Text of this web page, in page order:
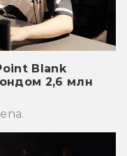
Blank
2,6 млн